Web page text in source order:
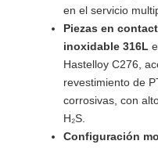
en el servicio
Piezas en
inoxidable 316L
Hastelloy C276,
revestimiento de
corrosivas, con
H₂S.
Configuración